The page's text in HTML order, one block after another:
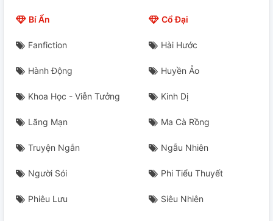
Bí Ẩn Cổ Đại
Fanfiction Hài Hước
Hành Động Huyền Ảo
Khoa Học - Viễn Tưởng Kinh Dị
Lãng Mạn Ma Cà Rồng
Truyện Ngắn Ngẫu Nhiên
Người Sói Phi Tiểu Thuyết
Phiêu Lưu Siêu Nhiên